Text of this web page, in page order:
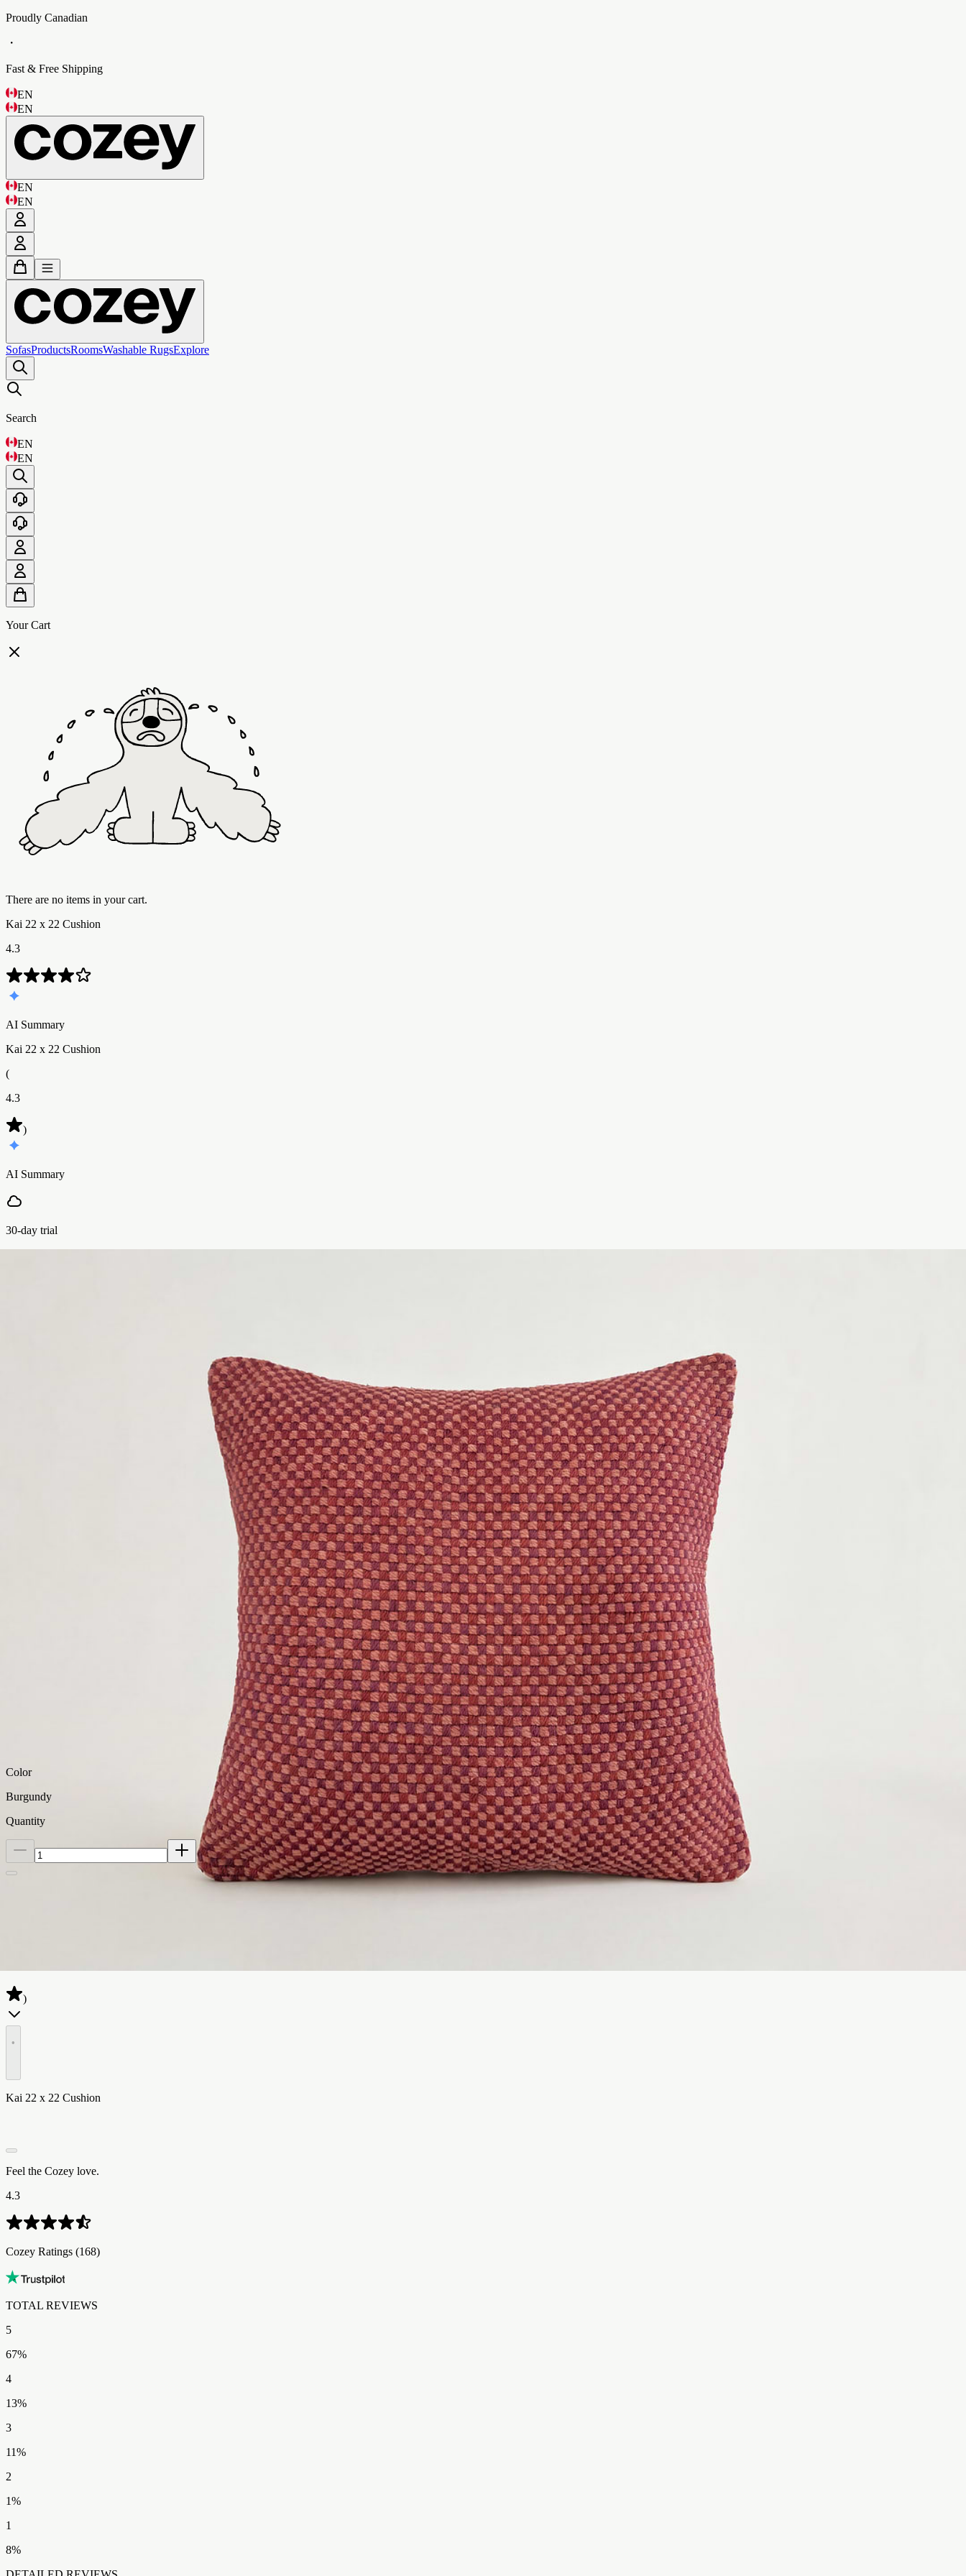
Proudly Canadian
・
Fast & Free Shipping
EN
EN
EN
EN
SofasProductsRoomsWashable RugsExplore
Search
EN
EN
Your Cart
There are no items in your cart.
Kai 22 x 22 Cushion
4.3
AI Summary
Kai 22 x 22 Cushion
(
4.3
)
AI Summary
30-day trial
Color
Burgundy
Quantity
)
•
Kai 22 x 22 Cushion
Feel the Cozey love.
4.3
Cozey Ratings​​​​‌ ‍ ​‍​‍‌‍ ‌ ​‍‌‍‍‌‌‍‌ ‌‍‍‌‌‍ ‍​‍​‍​ ‍‍​‍​‍‌ ​ ‌‍​‌‌‍ ‍‌‍‍‌‌ ‌​‌ ‍‌​‍ ‍‌‍‍‌‌‍ ​‍​‍​‍ ​​‍​‍‌‍‍​‌ ​‍‌‍‌‌‌‍‌‍​‍​‍​ ‍‍​‍​‍‌‍‍​‌ ‌​‌ ‌​‌ ​​‌ ​ ​ ‍‍​‍ ​‍ ‌‍ ​‌‍ ‌‍​ ‌‍​‌‌‍ ​‌‍‍​‌‍ ‌ ​ ‌ ‌​​ ‍‍​ ​ ​ ​​​ ​​​ ​​​‍ ‌ ​ ‌ ‌​‌ ‌‌‌‍‌​‌‍‍‌‌‍ ​‍ ‌‍‍‌‌‍ ‍‌ ‌​‌‍‌‌‌‍ ‍‌ ‌​​‍ ‌‍‌‌‌‍‌​‌‍‍‌‌ ‌​​‍ ‌‍ ‌‌‍ ‌‍‌​‌‍‌‌​ ‌‌ ​​‌ ​‍‌‍‌‌‌ ​ ‌‍‌‌‌‍ ‍‌ ‌​‌‍​‌‌ ‌​‌‍‍‌‌‍ ‌‍ ‍​ ‍ ‌‍‍‌‌‍‌​​ ‌​ ‍​​ ‌‍‌‍​ ​ ​‍​ ​‍​ ‍‌‌‍‌‌​ ‍​​‍ ‌​ ​‍​ ‍​​ ‌ ​ ​‍​‍ ‌​ ‌​​ ​ ​ ‍​‌‍​ ​‍ ‌​ ‍‌​ ​ ‌‍‌‌‌‍​‌​‍ ‌‌‍‌​​ ​‍‌‍‌​‌‍‌‌​ ​‍​ ‌​​ ‌‌​ ​​​ ‌‌‌‍​‌​ ‌‍‌‍‌‌​ ‍ ‌ ‌​‌ ‍‌‌ ​​‌‍‌‌​ ‌‌ ​​‌‍‌​‌ ​​​ ‍ ‌ ​​‌‍​‌‌ ‌​‌‍‍​​ ‌‌ ‌‍‌‍​‌‌‍ ​‌ ‌‌‌‍‌‌‌​​‌‌‍‌​‌‍‌​‌‍‌‌‌‍‌​‌‌​ ‌‍‌‌‌‍​ ‌ ‌​‌‍‍‌‌‍ ‌‍ ‍‌ ​ ​‍‌‌​ ‌‌‌​​‍‌‌ ‌‍‍ ‌‍‌‌‌ ‍‌​‍‌‌​ ​ ‌​‌​​‍‌‌​ ​ ‌​‌​​‍‌‌​ ​‍​ ​‍​ ‍‌​ ‍​​ ‌‌‌‍​‍​ ‌‍‌‍‌‍​ ​ ​ ​‍‌‍​‌​ ​​​ ‍‌‌‍​‍​‍‌‌​ ​‍​ ​‍​‍‌‌​ ‌‌‌​‌​​‍ ‍‌ ​‍‌‍‌‌‌ ‌‍‌‍‍‌‌‍‌‌‌ ‌ ‌‌​ ‌ ‌‌‌‍ ‌‌‍ ‌‌‍​‌‌ ​‍‌ ‍‌‌‌‌​‌‍‌‌‌‍ ‌‌ ​​‌‍ ​‌‍​‌‌ ‌​‌‍‌‌​‍ ‍‌ ​ ‌ ‌‌‌‍ ‌‌‍ ‌‌‍​‌‌ ​‍‌ ‍‌‌​‌​‌‍​‌‌ ‌​‌‍​‌​‍ ‍‌ ‌​‌‍ ‌ ‌​‌‍​‌‌‍ ​‌‌​‍‌‍​‌‌ ‌​‌‍‍‌‌‍ ‍‌‍‌ ‌‌‌​‌‍‌‌‌ ‍​‌ ‌​​ ‌‍​‍‌‍​‌‌ ​ ‌‍‌‌‌‌‌‌‌ ​‍‌‍ ​​ ‌‌‍‍​‌ ‌​‌ ‌​‌ ​​‌ ​ ​‍‌‌​ ​ ‌​​‌​‍‌‌​ ​‍‌​‌‍​‍‌‌​ ​‍‌​‌‍‌‍ ​‌‍ ‌‍​ ‌‍​‌‌‍ ​‌‍‍​‌‍ ‌ ​ ‌ ‌​​‍‌‌​ ​ ‌​​‌​ ​ ​ ​​​ ​​​ ​​​‍‌‌​ ​‍‌​‌‍‌ ​ ‌ ‌​‌ ‌‌‌‍‌​‌‍‍‌‌‍ ​‍‌‍‌‍‍‌‌‍‌​​ ‌​ ‍​​ ‌‍‌‍​ ​ ​‍​ ​‍​ ‍‌‌‍‌‌​ ‍​​‍ ‌​ ​‍​ ‍​​ ‌ ​ ​‍​‍ ‌​ ‌​​ ​ ​ ‍​‌‍​ ​‍ ‌​ ‍‌​ ​ ‌‍‌‌‌‍​‌​‍ ‌‌‍‌​​ ​‍‌‍‌​‌‍‌‌​ ​‍​ ‌​​ ‌‌​ ​​​ ‌‌‌‍​‌​ ‌‍‌‍‌‌​‍‌‍‌ ‌​‌ ‍‌‌ ​​‌‍‌‌​ ‌‌ ​​‌‍‌​‌ ​​​‍‌‍‌ ​​‌‍​‌‌ ‌​‌‍‍​​ ‌‌ ‌‍‌‍​‌‌‍ ​‌ ‌‌‌‍‌‌‌​​‌‌‍‌​‌‍‌​‌‍‌‌‌‍‌​‌‌​ ‌‍‌‌‌‍​ ‌ ‌​‌‍‍‌‌‍ ‌‍ ‍‌ ​ ​‍‌‌​ ‌‌‌​​‍‌‌ ‌‍‍ ‌‍‌‌‌ ‍‌​‍‌‌​ ​ ‌​‌​​‍‌‌​ ​ ‌​‌​​‍‌‌​ ​‍​ ​‍​ ‍‌​ ‍​​ ‌‌‌‍​‍​ ‌‍‌‍‌‍​ ​ ​ ​‍‌‍​‌​ ​​​ ‍‌‌‍​‍​‍‌‌​ ​‍​ ​‍​‍‌‌​ ‌‌‌​‌​​‍ ‍‌ ​‍‌‍‌‌‌ ‌‍‌‍‍‌‌‍‌‌‌ ‌ ‌‌​ ‌ ‌‌‌‍ ‌‌‍ ‌‌‍​‌‌ ​‍‌ ‍‌‌‌‌​‌‍‌‌‌‍ ‌‌ ​​‌‍ ​‌‍​‌‌ ‌​‌‍‌‌​‍ ‍‌ ​ ‌ ‌‌‌‍ ‌‌‍ ‌‌‍​‌‌ ​‍‌ ‍‌‌​‌​‌‍​‌‌ ‌​‌‍​‌​‍ ‍‌ ‌​‌‍ ‌ ‌​‌‍​‌‌‍ ​‌‌​‍‌‍​‌‌ ‌​‌‍‍‌‌‍ ‍‌‍‌ ‌‌‌​‌‍‌‌‌ ‍​‌ ‌​​‍‌‍‌ ​​‌‍‌‌‌ ​‍‌ ​ ‌ ​​‌‍‌‌‌‍​ ‌ ‌​‌‍‍‌‌ ‌‍‌‍‌‌​ ‌‌ ​​‌ ‌‌‌‍​‍‌‍ ​‌‍‍‌‌ ​ ‌‍‍​‌‍‌‌‌‍‌​​‍​‍‌ ‌ (168)
TOTAL REVIEWS​​​​‌ ‍ ​‍​‍‌‍ ‌ ​‍‌‍‍‌‌‍‌ ‌‍‍‌‌‍ ‍​‍​‍​ ‍‍​‍​‍‌ ​ ‌‍​‌‌‍ ‍‌‍‍‌‌ ‌​‌ ‍‌​‍ ‍‌‍‍‌‌‍ ​‍​‍​‍ ​​‍​‍‌‍‍​‌ ​‍‌‍‌‌‌‍‌‍​‍​‍​ ‍‍​‍​‍‌‍‍​‌ ‌​‌ ‌​‌ ​​‌ ​ ​ ‍‍​‍ ​‍ ‌‍ ​‌‍ ‌‍​ ‌‍​‌‌‍ ​‌‍‍​‌‍ ‌ ​ ‌ ‌​​ ‍‍​ ​ ​ ​​​ ​​​ ​​​‍ ‌ ​ ‌ ‌​‌ ‌‌‌‍‌​‌‍‍‌‌‍ ​‍ ‌‍‍‌‌‍ ‍‌ ‌​‌‍‌‌‌‍ ‍‌ ‌​​‍ ‌‍‌‌‌‍‌​‌‍‍‌‌ ‌​​‍ ‌‍ ‌‌‍ ‌‍‌​‌‍‌‌​ ‌‌ ​​‌ ​‍‌‍‌‌‌ ​ ‌‍‌‌‌‍ ‍‌ ‌​‌‍​‌‌ ‌​‌‍‍‌‌‍ ‌‍ ‍​ ‍ ‌‍‍‌‌‍‌​​ ‌​ ‍​​ ‌‍‌‍​ ​ ​‍​ ​‍​ ‍‌‌‍‌‌​ ‍​​‍ ‌​ ​‍​ ‍​​ ‌ ​ ​‍​‍ ‌​ ‌​​ ​ ​ ‍​‌‍​ ​‍ ‌​ ‍‌​ ​ ‌‍‌‌‌‍​‌​‍ ‌‌‍‌​​ ​‍‌‍‌​‌‍‌‌​ ​‍​ ‌​​ ‌‌​ ​​​ ‌‌‌‍​‌​ ‌‍‌‍‌‌​ ‍ ‌ ‌​‌ ‍‌‌ ​​‌‍‌‌​ ‌‌ ​​‌‍‌​‌ ​​​ ‍ ‌ ​​‌‍​‌‌ ‌​‌‍‍​​ ‌‌ ‌‍‌‍​‌‌‍ ​‌ ‌‌‌‍‌‌‌​​‌‌‍‌​‌‍‌​‌‍‌‌‌‍‌​‌‌​ ‌‍‌‌‌‍​ ‌ ‌​‌‍‍‌‌‍ ‌‍ ‍‌ ​ ​‍‌‌​ ‌‌‌​​‍‌‌ ‌‍‍ ‌‍‌‌‌ ‍‌​‍‌‌​ ​ ‌​‌​​‍‌‌​ ​ ‌​‌​​‍‌‌​ ​‍​ ​‍​ ‍‌​ ‍​​ ‌‌‌‍​‍​ ‌‍‌‍‌‍​ ​ ​ ​‍‌‍​‌​ ​​​ ‍‌‌‍​‍​‍‌‌​ ​‍​ ​‍​‍‌‌​ ‌‌‌​‌​​‍ ‍‌ ​‍‌‍‌‌‌ ‌‍‌‍‍‌‌‍‌‌‌ ‌ ‌‌​ ‌ ‌‌‌‍ ‌‌‍ ‌‌‍​‌‌ ​‍‌ ‍‌‌‌‌​‌‍‌‌‌‍ ‌‌ ​​‌‍ ​‌‍​‌‌ ‌​‌‍‌‌​‍ ‍‌‍​‍‌ ​‍‌‍‌‌‌‍​‌‌‍‍ ‌‍‌​‌‍ ‌ ‌ ‌‍ ‍‌​‌​‌‍​‌‌ ‌​‌‍​‌​‍ ‍‌ ‌​‌‍‍‌‌ ‌​‌‍ ​‌‍‌‌​ ‌‍​‍‌‍​‌‌ ​ ‌‍‌‌‌‌‌‌‌ ​‍‌‍ ​​ ‌‌‍‍​‌ ‌​‌ ‌​‌ ​​‌ ​ ​‍‌‌​ ​ ‌​​‌​‍‌‌​ ​‍‌​‌‍​‍‌‌​ ​‍‌​‌‍‌‍ ​‌‍ ‌‍​ ‌‍​‌‌‍ ​‌‍‍​‌‍ ‌ ​ ‌ ‌​​‍‌‌​ ​ ‌​​‌​ ​ ​ ​​​ ​​​ ​​​‍‌‌​ ​‍‌​‌‍‌ ​ ‌ ‌​‌ ‌‌‌‍‌​‌‍‍‌‌‍ ​‍‌‍‌‍‍‌‌‍‌​​ ‌​ ‍​​ ‌‍‌‍​ ​ ​‍​ ​‍​ ‍‌‌‍‌‌​ ‍​​‍ ‌​ ​‍​ ‍​​ ‌ ​ ​‍​‍ ‌​ ‌​​ ​ ​ ‍​‌‍​ ​‍ ‌​ ‍‌​ ​ ‌‍‌‌‌‍​‌​‍ ‌‌‍‌​​ ​‍‌‍‌​‌‍‌‌​ ​‍​ ‌​​ ‌‌​ ​​​ ‌‌‌‍​‌​ ‌‍‌‍‌‌​‍‌‍‌ ‌​‌ ‍‌‌ ​​‌‍‌‌​ ‌‌ ​​‌‍‌​‌ ​​​‍‌‍‌ ​​‌‍​‌‌ ‌​‌‍‍​​ ‌‌ ‌‍‌‍​‌‌‍ ​‌ ‌‌‌‍‌‌‌​​‌‌‍‌​‌‍‌​‌‍‌‌‌‍‌​‌‌​ ‌‍‌‌‌‍​ ‌ ‌​‌‍‍‌‌‍ ‌‍ ‍‌ ​ ​‍‌‌​ ‌‌‌​​‍‌‌ ‌‍‍ ‌‍‌‌‌ ‍‌​‍‌‌​ ​ ‌​‌​​‍‌‌​ ​ ‌​‌​​‍‌‌​ ​‍​ ​‍​ ‍‌​ ‍​​ ‌‌‌‍​‍​ ‌‍‌‍‌‍​ ​ ​ ​‍‌‍​‌​ ​​​ ‍‌‌‍​‍​‍‌‌​ ​‍​ ​‍​‍‌‌​ ‌‌‌​‌​​‍ ‍‌ ​‍‌‍‌‌‌ ‌‍‌‍‍‌‌‍‌‌‌ ‌ ‌‌​ ‌ ‌‌‌‍ ‌‌‍ ‌‌‍​‌‌ ​‍‌ ‍‌‌‌‌​‌‍‌‌‌‍ ‌‌ ​​‌‍ ​‌‍​‌‌ ‌​‌‍‌‌​‍ ‍‌‍​‍‌ ​‍‌‍‌‌‌‍​‌‌‍‍ ‌‍‌​‌‍ ‌ ‌ ‌‍ ‍‌​‌​‌‍​‌‌ ‌​‌‍​‌​‍ ‍‌ ‌​‌‍‍‌‌ ‌​‌‍ ​‌‍‌‌​‍‌‍‌ ​​‌‍‌‌‌ ​‍‌ ​ ‌ ​​‌‍‌‌‌‍​ ‌ ‌​‌‍‍‌‌ ‌‍‌‍‌‌​ ‌‌ ​​‌ ‌‌‌‍​‍‌‍ ​‌‍‍‌‌ ​ ‌‍‍​‌‍‌‌‌‍‌​​‍​‍‌ ‌
5
67%
4
13%
3
11%
2
1%
1
8%